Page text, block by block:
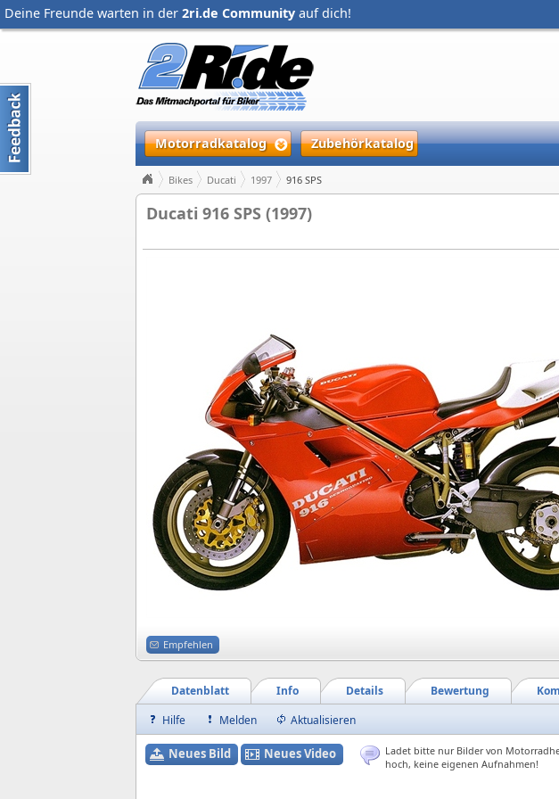
Deine Freunde warten in der 2ri.de Community auf dich!
Motorradkatalog Zubehörkatalog
Bikes Ducati 1997 916 SPS
Ducati 916 SPS (1997)
Empfehlen
Bewertung
Details
Info
Datenblatt
Hilfe Melden Aktualisieren
Neues Bild Neues Video
Ladet bitte nur Bilder von
hoch, keine eigenen Aufnahmen!